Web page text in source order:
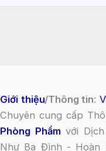
Giới thiệu/Thông tin:
Chuyên cung cấp
Phòng Phẩm với
Như Ba Đình - Hoàn